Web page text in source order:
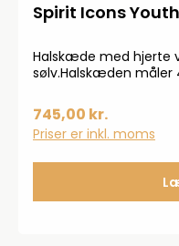
Spirit Icons
Halskæde med hjerte
sølv.Halskæden måler
745,00 kr.
Priser er inkl. moms